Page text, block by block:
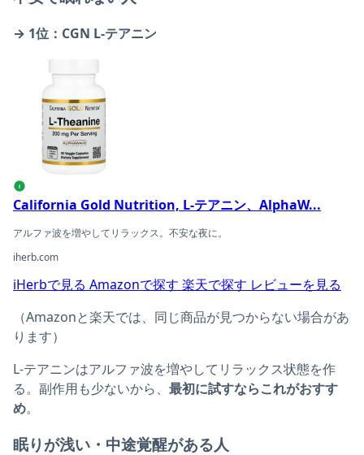
→ 1位：CGN L-テアニン
California Gold Nutrition, L-テアニン、AlphaWave®（ア
i
California Gold Nutrition, L-テアニン、AlphaW...
アルファ波を増やしてリラックス。不安な夜に。
iherb.com
iHerbで見る Amazonで探す 楽天で探す レビューを見る
（Amazonと楽天では、同じ商品が見つからない場合があ
ります）
L-テアニンはアルファ波を増やしてリラックス状態を作
る。副作用も少ないから、 最初に試すならこれがおすす
め。
眠りが浅い・中途覚醒がある人